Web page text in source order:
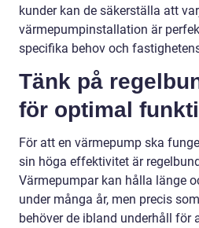
kunder kan de säkerställa att
värmepumpinstallation är
specifika behov och
Tänk på
för optimal
För att en värmepump ska
sin höga effektivitet är
Värmepumpar kan hålla länge
under många år, men precis
behöver de ibland underhåll för